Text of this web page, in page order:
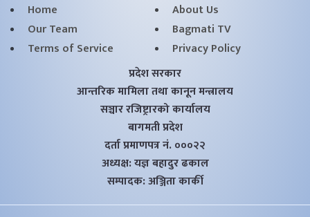
Home
About Us
Our Team
Bagmati TV
Terms of Service
Privacy Policy
प्रदेश सरकार
आन्तरिक मामिला तथा कानून मन्त्रालय
सञ्चार रजिष्ट्रारको कार्यालय
बागमती प्रदेश
दर्ता प्रमाणपत्र नं. ०००२२
अध्यक्ष: यज्ञ बहादुर ढकाल
सम्पादक: अञ्जिता कार्की